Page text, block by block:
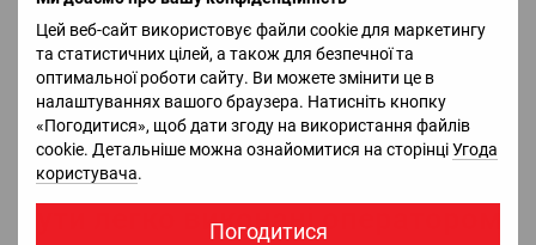
Цей веб-сайт використовує файли cookie для маркетингу
та статистичних цілей, а також для безпечної та
оптимальної роботи сайту. Ви можете змінити це в
налаштуваннях вашого браузера. Натисніть кнопку
«Погодитися», щоб дати згоду на використання файлів
cookie. Детальніше можна ознайомитися на сторінціУгода
користувача.
Погодитися
При необхідності, світлодіоди можна заховати, за допомогою
висувної кришки, з метою уникнення віддаленої видимості
приладу (таємна операція).
Електронний блок стійкий до вологи та задовольняє умови
роботи навіть у найважчих кліматичних умовах.
Усі функції контролю можуть
бути легко виконані оператором: